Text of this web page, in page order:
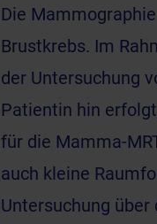
Die Mammographie
Brustkrebs. Im
der Untersuchung
Patientin hin
für die Mamma-
auch kleine
Untersuchung